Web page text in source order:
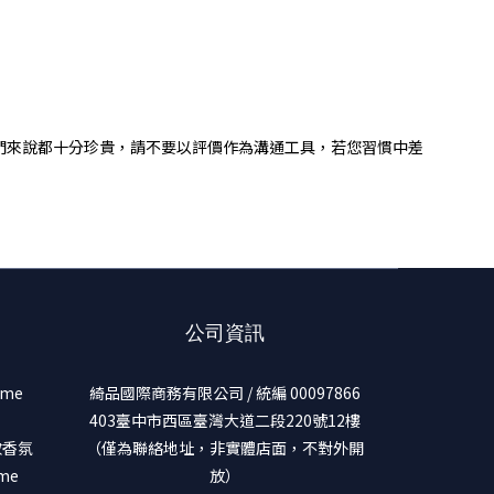
說都十分珍貴，請不要以評價作為溝通工具，若您習慣中差
氛
公司資訊
綺品國際商務有限公司 / 統編 00097866
403臺中市西區臺灣大道二段220號12樓
（僅為聯絡地址，非實體店面，不對外開
放）